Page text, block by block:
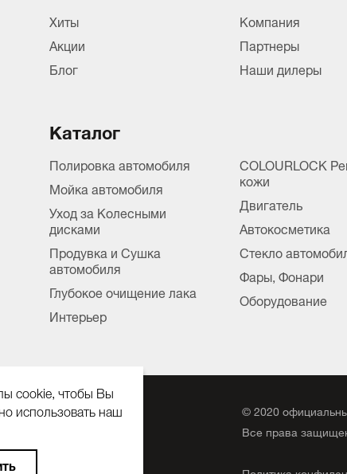
Хиты
Акции
Блог
Компания
Партнеры
Наши дилеры
Каталог
Полировка автомобиля
Мойка автомобиля
Уход за Колесными
дисками
Продувка и Сушка
автомобиля
Глубокое очищение лака
Интерьер
COLOURLOCK
кожи
Двигатель
Автокосметика
Стекло
Фары, Фонари
Оборудование
д. 37, стр. 32, комн. 04,
©2020
Все права
cookie, чтобы Вы
использовать наш